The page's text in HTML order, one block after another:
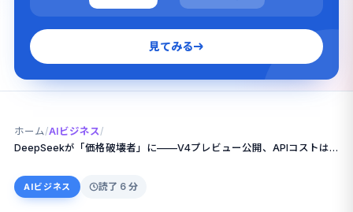
見てみる
ホーム /AIビジネス /
DeepSeekが「価格破壊者」に——V4プレビュー公開、APIコストはClaudeの20分の1以下
AIビジネス 読了 6 分